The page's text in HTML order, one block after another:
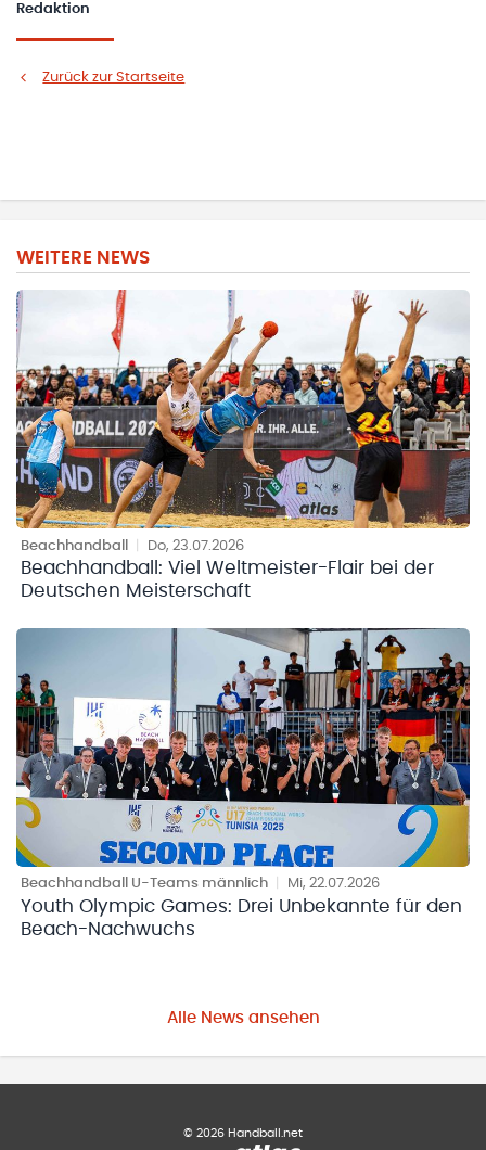
Redaktion
Zurück zur Startseite
WEITERE NEWS
Beachhandball Do, 23.07.2026
Beachhandball: Viel Weltmeister-Flair bei der
Deutschen Meisterschaft
Beachhandball U-Teams männlich Mi, 22.07.2026
Youth Olympic Games: Drei Unbekannte für den
Beach-Nachwuchs
Alle News ansehen
© 2026 Handball.net